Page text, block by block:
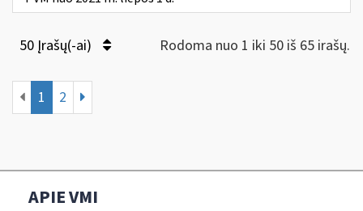
50 Įrašų(-ai) Rodoma nuo 1 iki 50 iš 65 irašų.
1 2
APIE VMI